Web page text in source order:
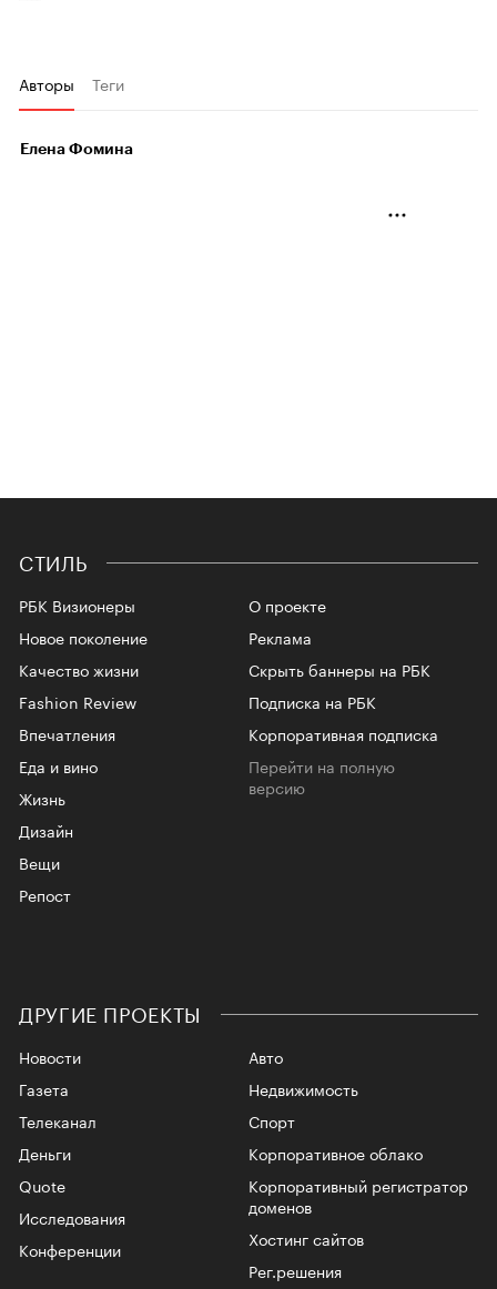
Авторы Теги
Елена Фомина
СТИЛЬ
РБК Визионеры
Новое поколение
Качество жизни
Fashion Review
Впечатления
Еда и вино
Жизнь
Дизайн
Вещи
Репост
О проекте
Реклама
Скрыть баннеры на РБК
Подписка на РБК
Корпоративная подписка
Перейти на полную
версию
ДРУГИЕ ПРОЕКТЫ
Новости
Газета
Телеканал
Авто
Недвижимость
Спорт
Корпоративное облако
Корпоративный регистратор
доменов
Хостинг сайтов
Рег.решения
Деньги
Quote
Исследования
Конференции